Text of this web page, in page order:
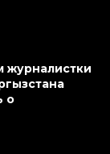
журналистки
о